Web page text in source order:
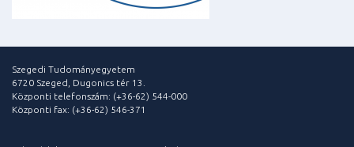
Szegedi Tudományegyetem
6720 Szeged, Dugonics tér 13.
Központi telefonszám: (+36-62) 544-000
Központi fax: (+36-62) 546-371